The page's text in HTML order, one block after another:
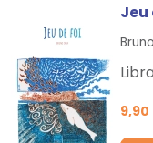
Jeu
9,90